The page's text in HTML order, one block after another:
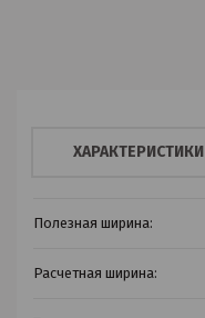
ХАРАКТЕРИСТИКИ
Полезная ширина:
Расчетная ширина: